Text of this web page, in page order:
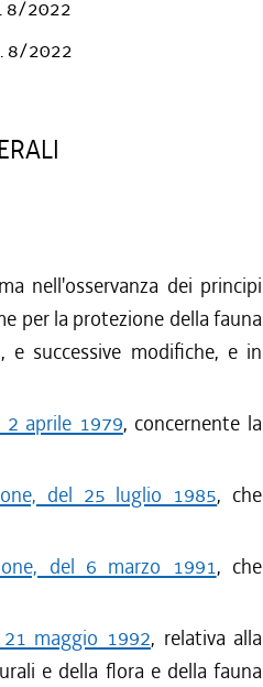
8/2022
8/2022
nell'osservanza dei principi
per la protezione della fauna
e successive modifiche, e in
aprile 1979, concernente la
del 25 luglio 1985, che
del 6 marzo 1991, che
maggio 1992, relativa alla
e della flora e della fauna